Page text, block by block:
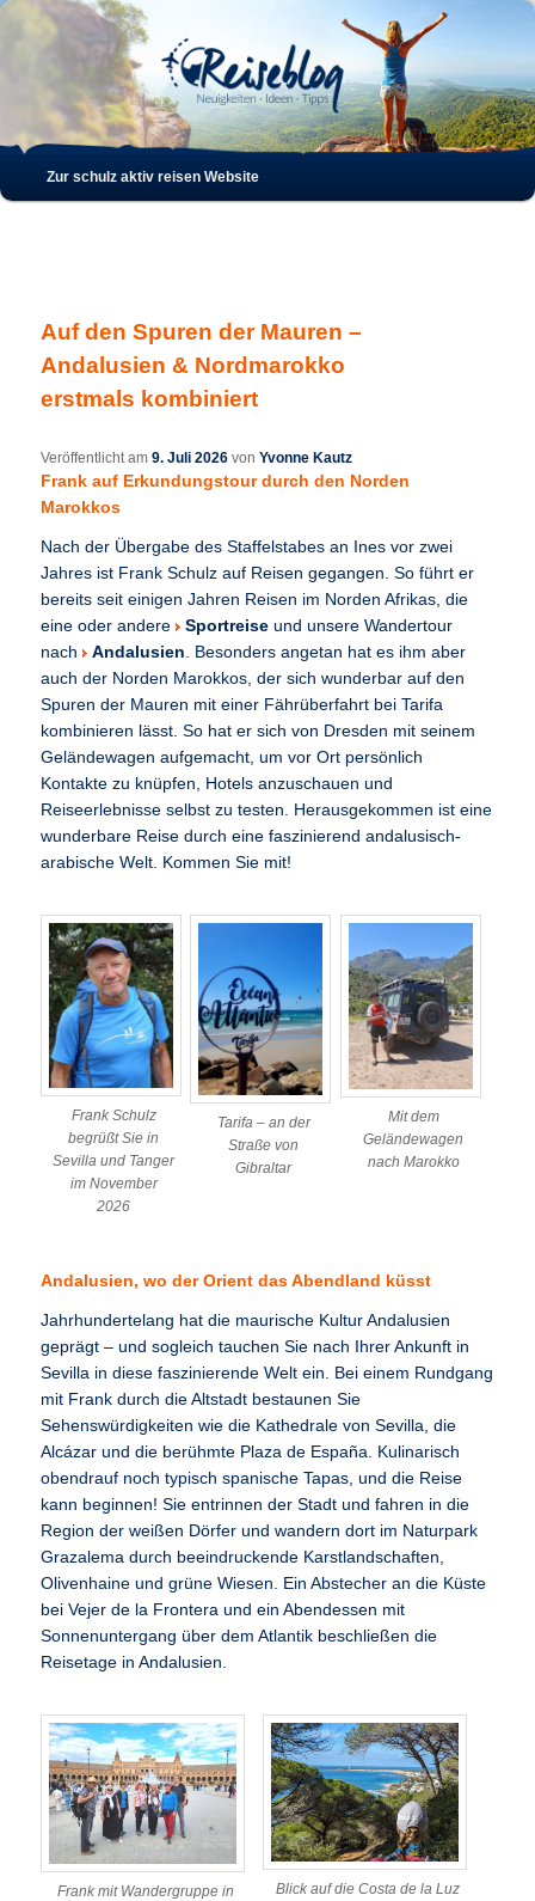
Hauptmenü
Zum
Zum
wechseln
Zur schulz aktiv reisen Website
Auf den Spuren der Mauren –
Andalusien & Nordmarokko
erstmals kombiniert
Veröffentlicht am9. Juli 2026 vonYvonne Kautz
Frank auf Erkundungstour durch den Norden
Marokkos
Nach der Übergabe des Staffelstabes an Ines vor zwei
Jahres ist Frank Schulz auf Reisen gegangen. So führt er
bereits seit einigen Jahren Reisen im Norden Afrikas, die
eine oder andere Sportreise und unsere Wandertour
nach Andalusien . Besonders angetan hat es ihm aber
auch der Norden Marokkos, der sich wunderbar auf den
Spuren der Mauren mit einer Fährüberfahrt bei Tarifa
kombinieren lässt. So hat er sich von Dresden mit seinem
Geländewagen aufgemacht, um vor Ort persönlich
Kontakte zu knüpfen, Hotels anzuschauen und
Reiseerlebnisse selbst zu testen. Herausgekommen ist eine
wunderbare Reise durch eine faszinierend andalusisch-
arabische Welt. Kommen Sie mit!
Frank Schulz
begrüßt Sie in
Sevilla und Tanger
im November
2026
Tarifa – an der
Straße von
Gibraltar
Mit dem
Geländewagen
nach Marokko
Andalusien, wo der Orient das Abendland küsst
Jahrhundertelang hat die maurische Kultur Andalusien
geprägt – und sogleich tauchen Sie nach Ihrer Ankunft in
Sevilla in diese faszinierende Welt ein. Bei einem Rundgang
mit Frank durch die Altstadt bestaunen Sie
Sehenswürdigkeiten wie die Kathedrale von Sevilla, die
Alcázar und die berühmte Plaza de España. Kulinarisch
obendrauf noch typisch spanische Tapas, und die Reise
kann beginnen! Sie entrinnen der Stadt und fahren in die
Region der weißen Dörfer und wandern dort im Naturpark
Grazalema durch beeindruckende Karstlandschaften,
Olivenhaine und grüne Wiesen. Ein Abstecher an die Küste
bei Vejer de la Frontera und ein Abendessen mit
Sonnenuntergang über dem Atlantik beschließen die
Reisetage in Andalusien.
Frank mit Wandergruppe in
Blick auf die Costa de la Luz